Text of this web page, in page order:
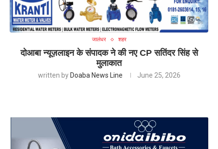
जालंधर शहर
दोआबा न्यूज़लाइन के संपादक ने की नए CP सतिंदर सिंह से
मुलाकात
written by Doaba News Line June 25, 2026